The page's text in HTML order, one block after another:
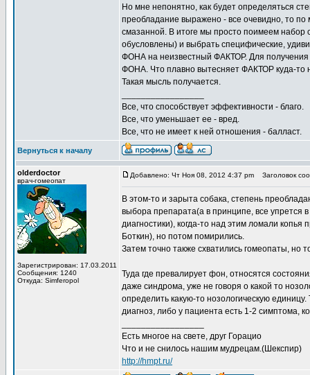
Но мне непонятно, как будет определяться
преобладание выражено - все очевидно, то по
смазанной. В итоге мы просто поимеем набор
обусловлены) и выбрать специфические,
ФОНА на неизвестный ФАКТОР. Для получения
ФОНА. Что плавно вытесняет ФАКТОР куда-то
Такая мысль получается.
Все, что способствует эффективности - благо.
Все, что уменьшает ее - вред.
Все, что не имеет к ней отношения - балласт.
Вернуться к началу
olderdoctor
врач-гомеопат
Зарегистрирован: 17.03.2011
Сообщения: 1240
Откуда: Simferopol
Добавлено: Чт Ноя 08, 2012 4:37 pm Заголовок
В этом-то и зарыта собака, степень
выбора препарата(а в принципе, все упрется
диагностики), когда-то над этим ломали
Боткин), но потом помирились.
Затем точно также схватились гомеопаты, но
Туда где превалирует фон, относятся
даже синдрома, уже не говоря о какой то
определить какую-то нозологическую
диагноз, либо у пациента есть 1-2 симптома,
Есть многое на свете, друг Горацио
Что и не снилось нашим мудрецам.(Шекспир)
http://hmpt.ru/